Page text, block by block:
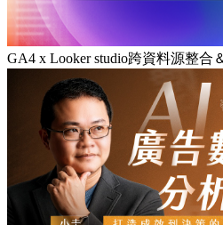
GA4 x Looker studio跨資料源整合